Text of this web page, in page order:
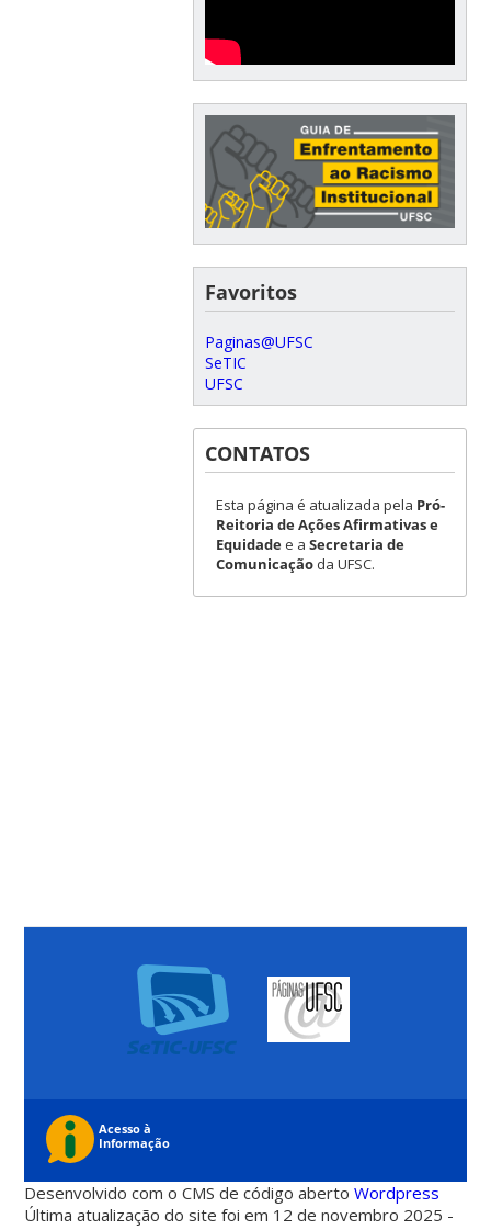
Favoritos
Paginas@UFSC
SeTIC
UFSC
CONTATOS
Esta página é atualizada pela Pró-
Reitoria de Ações Afirmativas e
Equidadee a Secretaria de
Comunicaçãoda UFSC.
Desenvolvido com o CMS de código abertoWordpress
Última atualização do site foi em 12 de novembro 2025 -